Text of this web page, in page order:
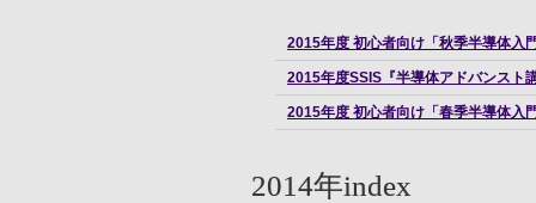
2015年度 初心者向け「秋季半導体入
2015年度SSIS『半導体アドバンスト
2015年度 初心者向け「春季半導体入
2014年index